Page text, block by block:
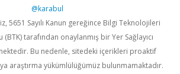
@karabul
5651 Sayılı Kanun gereğince Bilgi Teknolojileri
tarafından onaylanmış bir Yer Sağlayıcı
Bu nedenle, sitedeki içerikleri proaktif
araştırma yükümlülüğümüz bulunmamaktadır.